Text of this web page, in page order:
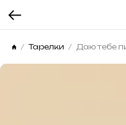
Тарелки